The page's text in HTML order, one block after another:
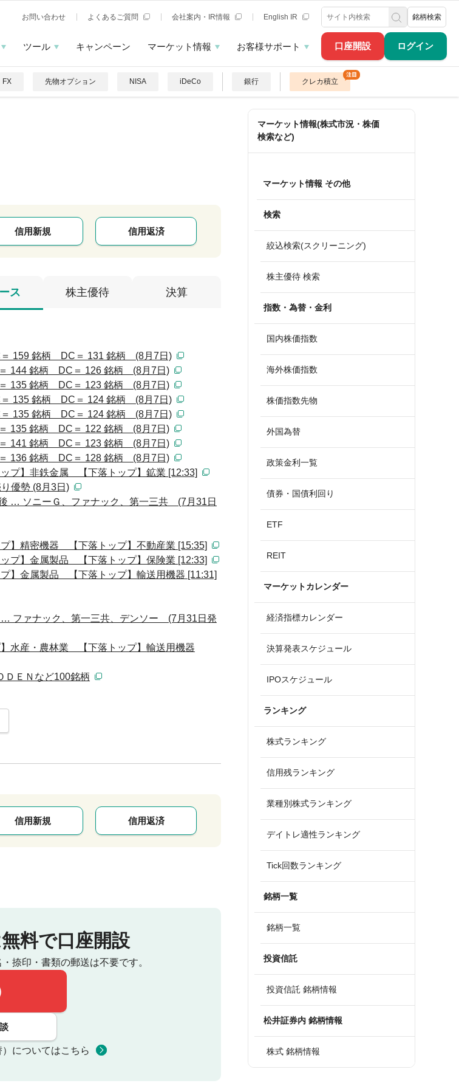
口座開設 ログイン
お問い合わせ よくあるご質問 会社案内・IR情報 English IR 銘柄検索
ツール キャンペーン マーケット情報 お客様サポート
FX 先物オプション NISA iDeCo 銀行 クレカ積立
信用新規 信用返済
ス 株主優待 決算
＝ 159 銘柄 DC＝ 131 銘柄 (8月7日)
＝ 144 銘柄 DC＝ 126 銘柄 (8月7日)
＝ 135 銘柄 DC＝ 123 銘柄 (8月7日)
＝ 135 銘柄 DC＝ 124 銘柄 (8月7日)
＝ 135 銘柄 DC＝ 124 銘柄 (8月7日)
＝ 135 銘柄 DC＝ 122 銘柄 (8月7日)
＝ 141 銘柄 DC＝ 123 銘柄 (8月7日)
＝ 136 銘柄 DC＝ 128 銘柄 (8月7日)
プ】非鉄金属 【下落トップ】鉱業 [12:33]
優勢 (8月3日)
… ソニーＧ、ファナック、第一三共 (7月31日
】精密機器 【下落トップ】不動産業 [15:35]
プ】金属製品 【下落トップ】保険業 [12:33]
】金属製品 【下落トップ】輸送用機器 [11:31]
ファナック、第一三共、デンソー (7月31日発
水産・農林業 【下落トップ】輸送用機器
ＤＥＮなど100銘柄
信用新規 信用返済
料で口座開設
捺印・書類の郵送は不要です。
についてはこちら
マーケット情報(株式市況・株価
検索など)
マーケット情報 その他
検索
絞込検索(スクリーニング)
株主優待 検索
指数・為替・金利
国内株価指数
海外株価指数
株価指数先物
外国為替
政策金利一覧
債券・国債利回り
ETF
REIT
マーケットカレンダー
経済指標カレンダー
決算発表スケジュール
IPOスケジュール
ランキング
株式ランキング
信用残ランキング
業種別株式ランキング
デイトレ適性ランキング
Tick回数ランキング
銘柄一覧
銘柄一覧
投資信託
投資信託 銘柄情報
松井証券内 銘柄情報
株式 銘柄情報